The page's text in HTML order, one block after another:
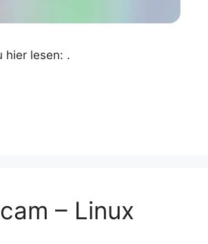
hier lesen: .
– Linux